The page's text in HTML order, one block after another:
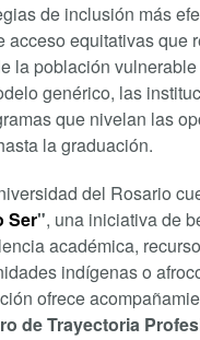
de inclusión más
acceso equitativas que
la población
genérico, las
que nivelan las
la graduación.
del Rosario
Ser", una iniciativa de
académica,
indígenas o
ofrece
de Trayectoria